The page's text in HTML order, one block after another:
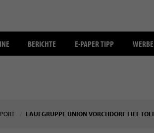
BERICHTE E-PAPER TIPP
LAUFGRUPPE UNION VORCHDORF LIEF